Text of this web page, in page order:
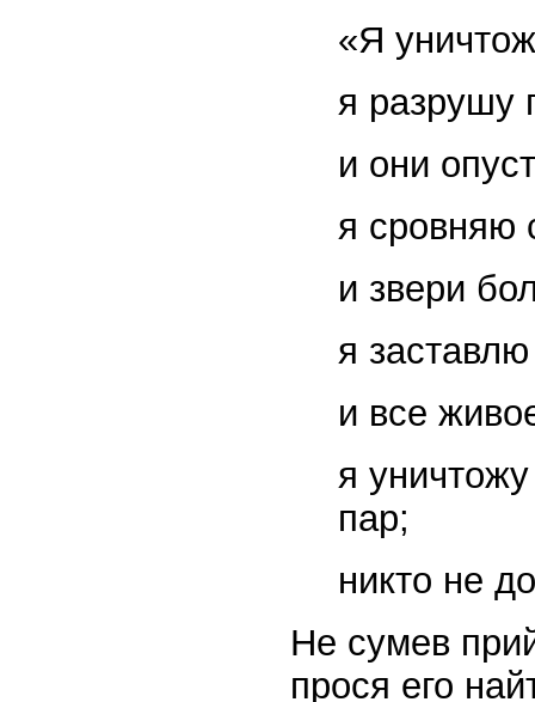
«Я
я разрушу
и они
я сровняю
и звери
я
и все
я
пар;
никто не
Не сумев
прося его